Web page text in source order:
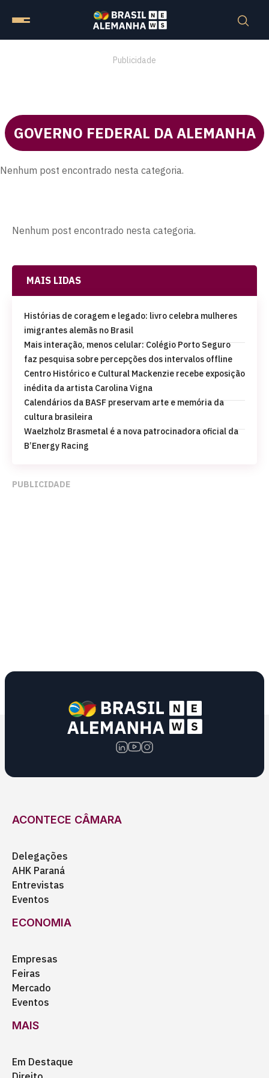
Publicidade
GOVERNO FEDERAL DA ALEMANHA
Nenhum post encontrado nesta categoria.
Nenhum post encontrado nesta categoria.
MAIS LIDAS
Histórias de coragem e legado: livro celebra mulheres
imigrantes alemãs no Brasil
Mais interação, menos celular: Colégio Porto Seguro
faz pesquisa sobre percepções dos intervalos offline
Centro Histórico e Cultural Mackenzie recebe exposição
inédita da artista Carolina Vigna
Calendários da BASF preservam arte e memória da
cultura brasileira
Waelzholz Brasmetal é a nova patrocinadora oficial da
B’Energy Racing
PUBLICIDADE
ACONTECE CÂMARA
Delegações
AHK Paraná
Entrevistas
Eventos
ECONOMIA
Empresas
Feiras
Mercado
Eventos
MAIS
Em Destaque